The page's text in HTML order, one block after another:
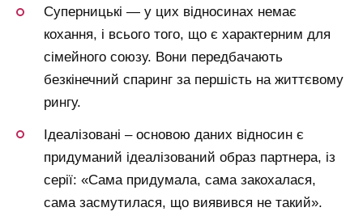
Суперницькі — у цих відносинах немає
кохання, і всього того, що є характерним для
сімейного союзу. Вони передбачають
безкінечний спаринг за першість на життєвому
рингу.
Ідеалізовані – основою даних відносин є
придуманий ідеалізований образ партнера, із
серії: «Сама придумала, сама закохалася,
сама засмутилася, що виявився не такий».